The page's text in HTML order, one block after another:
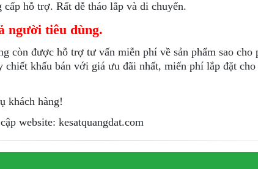
cấp hỗ trợ. Rất dễ tháo lắp và di chuyển.
người tiêu dùng.
còn được hỗ trợ tư vấn miễn phí về sản phẩm sao cho
chiết khấu bán với giá ưu đãi nhất, miến phí lắp đặt cho
khách hàng!
website: kesatquangdat.com